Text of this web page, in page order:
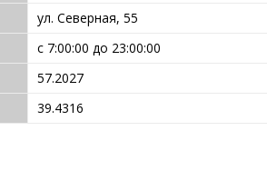
ул. Северная, 55
с 7:00:00 до 23:00:00
57.2027
39.4316